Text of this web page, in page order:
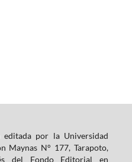
editada por la Universidad
Maynas N° 177, Tarapoto,
del Fondo Editorial en